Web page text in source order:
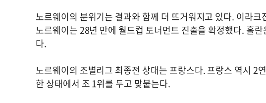
노르웨이의 분위기는 결과와 함께 더 뜨거워지고 있다. 이라
노르웨이는 28년 만에 월드컵 토너먼트 진출을 확정했다. 홀
다.
노르웨이의 조별리그 최종전 상대는 프랑스다. 프랑스 역시 2
한 상태에서 조 1위를 두고 맞붙는다.